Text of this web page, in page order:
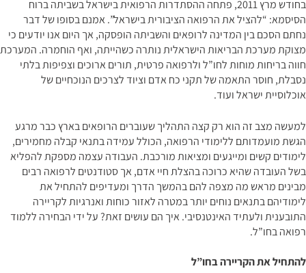
בחודש מרץ 2011, פתחה ההסתדרות הרפואית בישראל בשביתה ברוח
הסיסמא: “להציל את הרפואה הציבורית בישראל”. אמנם בסופו של דבר
נחתם הסכם בין המדינה לרופאים והשביתה הופסקה, אך היום אנו יודעים כי
מצוקת מערכת הבריאות הישראלית נותרה כשהייתה, ואף הוחמרה. המערכת
חווה בריחות מוחות לחו”ל ולרפואה פרטית, תורים ארוכים וצפיפות בלתי
נסבלת, חוסר התאמה של תקני כח אדם וציוד לצרכים הנוכחיים של
אוכלוסיית ישראל ועוד.
למעשה מצב זה הוא רק קצה התהליך שעוברים הרופאים בארץ כבר מרגע
הגשת מועמדותם ללימודי הרפואה, הכולל עמידה בתנאי קבלה מחמירים,
לימודים קשים ומייגעים ומציאות מורכבת. העבודה עצמה מספקת להפליא
בשל העובדה שהיא כרוכה בהצלת חיי אדם, אך סטודנטים לרפואה רבים
מבינים מראש מה מצפה להם בהמשך הדרך ומעדיפים להתחיל את
לימודיהם בתנאים נוחים יותר במטרה לאזור כוחות ואנרגיות לקריירה
התובענית ולעתיד האינטנסיבי. איך הם עושים זאת? על ידי הבחירה ללמוד
רפואה בחו”ל.
להתחיל את הקריירה בחו”ל